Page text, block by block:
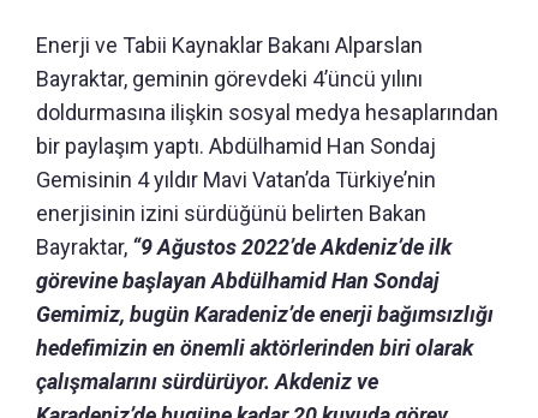
Enerji ve Tabii Kaynaklar Bakanı Alparslan
Bayraktar, geminin görevdeki 4’üncü yılını
doldurmasına ilişkin sosyal medya hesaplarından
bir paylaşım yaptı. Abdülhamid Han Sondaj
Gemisinin 4 yıldır Mavi Vatan’da Türkiye’nin
enerjisinin izini sürdüğünü belirten Bakan
Bayraktar, “9 Ağustos 2022’de Akdeniz’de ilk
görevine başlayan Abdülhamid Han Sondaj
Gemimiz, bugün Karadeniz’de enerji bağımsızlığı
hedefimizin en önemli aktörlerinden biri olarak
çalışmalarını sürdürüyor. Akdeniz ve